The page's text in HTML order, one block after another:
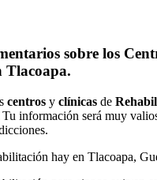
sobre los
Tlacoapa.
centros y clínicas de
Tu información será muy
hay en Tlacoapa,